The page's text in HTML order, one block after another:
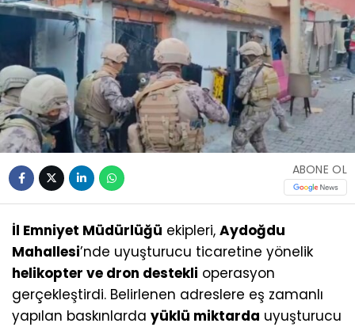
ABONE OL
İl Emniyet Müdürlüğü ekipleri, Aydoğdu
Mahallesi’nde uyuşturucu ticaretine yönelik
helikopter ve dron destekli operasyon
gerçekleştirdi. Belirlenen adreslere eş zamanlı
yapılan baskınlarda yüklü miktarda uyuşturucu